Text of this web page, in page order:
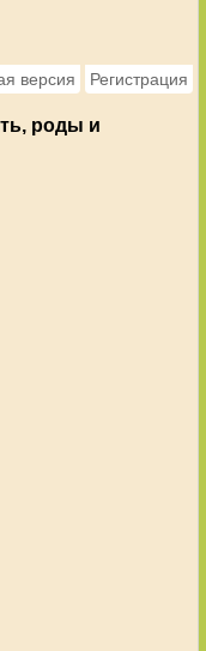
версия Регистрация
роды и